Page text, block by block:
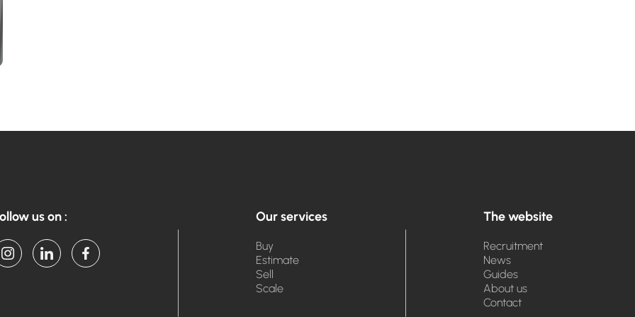
us on : Our services
Buy
Estimate
Sell
Scale
The website
Recruitment
News
Guides
About us
Contact